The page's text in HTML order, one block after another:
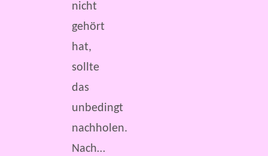
nicht
gehört
hat,
sollte
das
unbedingt
nachholen.
Nach…